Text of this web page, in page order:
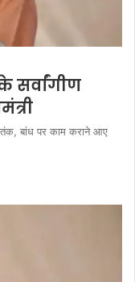
सर्वांगीण
बांध पर काम कराने आए